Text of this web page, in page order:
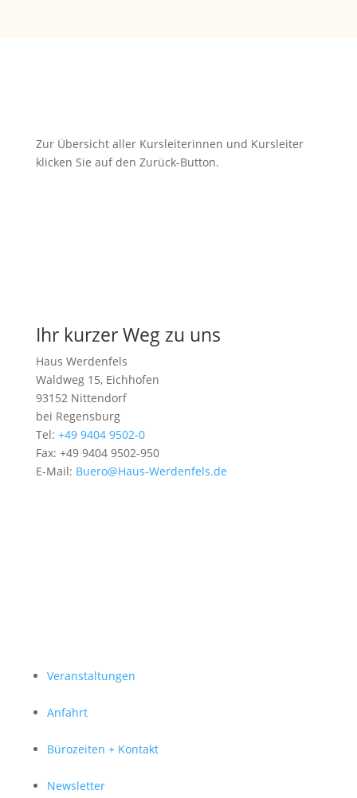
Zur Übersicht aller Kursleiterinnen und Kursleiter
klicken Sie auf den Zurück-Button.
Ihr kurzer Weg zu uns
Haus Werdenfels
Waldweg 15, Eichhofen
93152 Nittendorf
bei Regensburg
Tel: +49 9404 9502-0
Fax: +49 9404 9502-950
E-Mail: Buero@Haus-Werdenfels.de
Veranstaltungen
Anfahrt
Bürozeiten + Kontakt
Newsletter